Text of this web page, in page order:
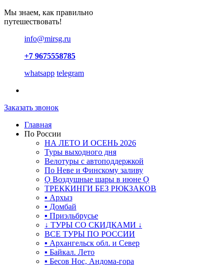
Мы знаем, как правильно
путешествовать!
info@mirsg.ru
+7 9675558785
whatsapp telegram
Заказать звонок
Главная
По России
НА ЛЕТО И ОСЕНЬ 2026
Туры выходного дня
Велотуры с автоподдержкой
По Неве и Финскому заливу
Ǫ Воздушные шары в июне Ǫ
ТРЕККИНГИ БЕЗ РЮКЗАКОВ
▪ Архыз
▪ Домбай
▪ Приэльбрусье
↓ ТУРЫ СО СКИДКАМИ ↓
ВСЕ ТУРЫ ПО РОССИИ
▪ Архангельск обл. и Север
▪ Байкал. Лето
▪ Бесов Нос, Андома-гора